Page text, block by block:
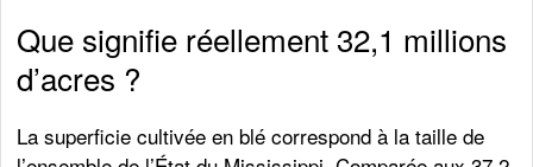
Que signifie réellement 32,1 millions
d’acres ?
La superficie cultivée en blé correspond à la taille de